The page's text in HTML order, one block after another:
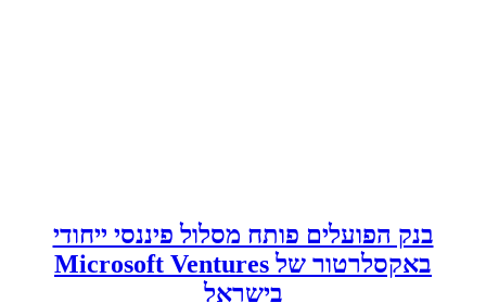
בנק הפועלים פותח מסלול פיננסי ייחודי
באקסלרטור של Microsoft Ventures
בישראל